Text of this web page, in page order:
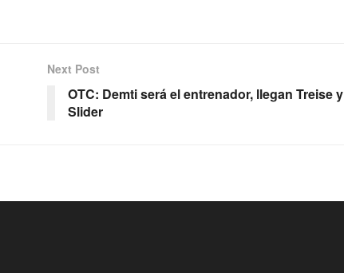
Next Post
OTC: Demti será el entrenador, llegan Treise y
Slider